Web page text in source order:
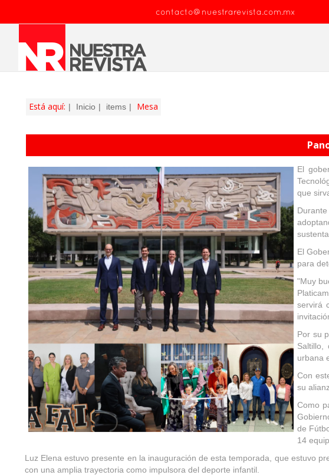
contacto@nuestrarevista.com.mx
Está aquí: Inicio items Mesa
El
que
El
para
"Muy
servirá
Por su
Saltillo,
urbana
Con
su
Como
de
14
Luz Elena estuvo presente en la inauguración de esta temporada, que estuvo
con una amplia trayectoria como impulsora del deporte infantil.